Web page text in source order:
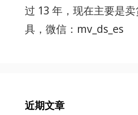
过 13 年，现在主要是
具，微信：mv_ds_es
近期文章